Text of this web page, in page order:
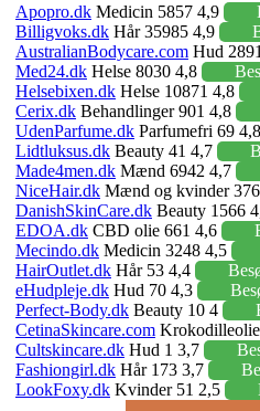
Apopro.dk Medicin 5857 4,9
Billigvoks.dk Hår 35985 4,9
AustralianBodycare.com Hud
Med24.dk Helse 8030 4,8
Helsebixen.dk Helse 10871 4,8
Cerix.dk Behandlinger 901 4,8
UdenParfume.dk Parfumefri 69 4,8
Lidtluksus.dk Beauty 41 4,7
Made4men.dk Mænd 6942 4,7
NiceHair.dk Mænd og kvinder
DanishSkinCare.dk Beauty 1566
EDOA.dk CBD olie 661 4,6
Mecindo.dk Medicin 3248 4,5
HairOutlet.dk Hår 53 4,4
eHudpleje.dk Hud 70 4,3
Perfect-Body.dk Beauty 10 4
CetinaSkincare.com
Cultskincare.dk Hud 1 3,7
Fashiongirl.dk Hår 173 3,7
LookFoxy.dk Kvinder 51 2,5